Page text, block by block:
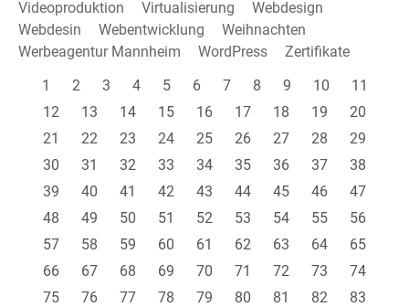
Videoproduktion
Virtualisierung
Webdesign
Webdesin
Webentwicklung
Weihnachten
Werbeagentur Mannheim
WordPress
Zertifikate
1
2 3 4 5 6 7 8 9 10
11
12
13 14 15 16 17 18 19
20
21
22 23 24 25 26 27 28
29
30
31 32 33 34 35 36 37
38
39
40 41 42 43 44 45 46
47
48
49 50 51 52 53 54 55
56
57
58 59 60 61 62 63 64
65
66
67 68 69 70 71 72 73
74
75
76 77 78 79 80 81 82
83